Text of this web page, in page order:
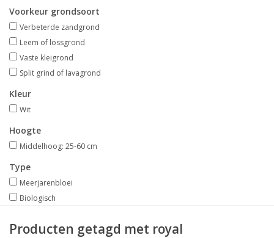
Aanbiedingen
Bodemverbetering
Overige producten
Advies
Onze tuinen!
Sterke Bollen Dagen
Voorkeur grondsoort
Verbeterde zandgrond
Leem of lössgrond
Vaste kleigrond
Split grind of lavagrond
Kleur
Wit
Hoogte
Middelhoog: 25-60 cm
Type
Meerjarenbloei
Biologisch
Producten getagd met royal